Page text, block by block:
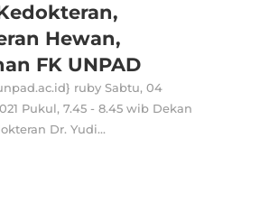
Hewan,
FK UNPAD
ruby Sabtu, 04
Pukul, 7.45 - 8.45 wib Dekan
Dr. Yudi...